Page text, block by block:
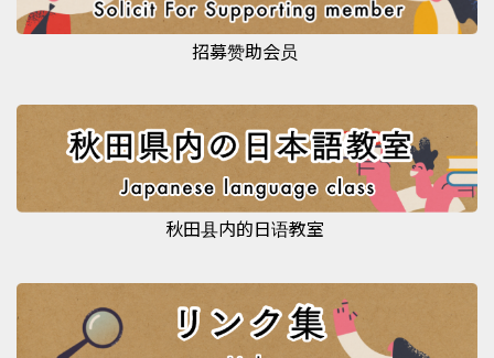
招募赞助会员
秋田县内的日语教室